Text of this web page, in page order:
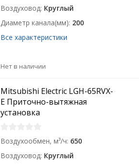
Воздуховод Круглый
Диаметр канала(мм) 200
Все характеристики
Нет в наличии
Mitsubishi Electric LGH-65RVX-
E Приточно-вытяжная
установка
Воздухообмен, м³/ч 650
Воздуховод Круглый